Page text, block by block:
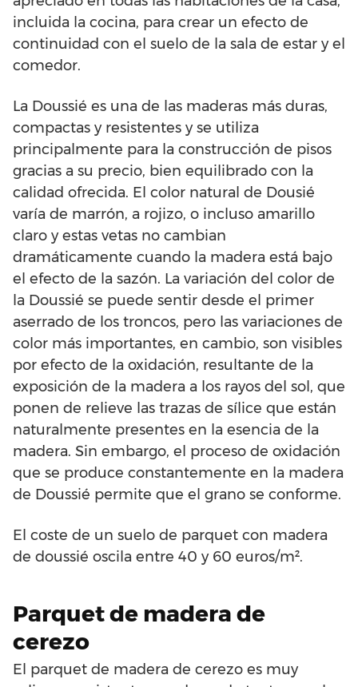
incluida la cocina, para crear un efecto de
continuidad con el suelo de la sala de estar y el
comedor.
La Doussié es una de las maderas más duras,
compactas y resistentes y se utiliza
principalmente para la construcción de pisos
gracias a su precio, bien equilibrado con la
calidad ofrecida. El color natural de Dousié
varía de marrón, a rojizo, o incluso amarillo
claro y estas vetas no cambian
dramáticamente cuando la madera está bajo
el efecto de la sazón. La variación del color de
la Doussié se puede sentir desde el primer
aserrado de los troncos, pero las variaciones de
color más importantes, en cambio, son visibles
por efecto de la oxidación, resultante de la
exposición de la madera a los rayos del sol, que
ponen de relieve las trazas de sílice que están
naturalmente presentes en la esencia de la
madera. Sin embargo, el proceso de oxidación
que se produce constantemente en la madera
de Doussié permite que el grano se conforme.
El coste de un suelo de parquet con madera
de doussié oscila entre 40 y 60 euros/m².
Parquet de madera de
cerezo
El parquet de madera de cerezo es muy